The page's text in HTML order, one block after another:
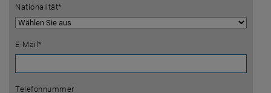
Nationalität*
E-Mail*
Telefonnummer